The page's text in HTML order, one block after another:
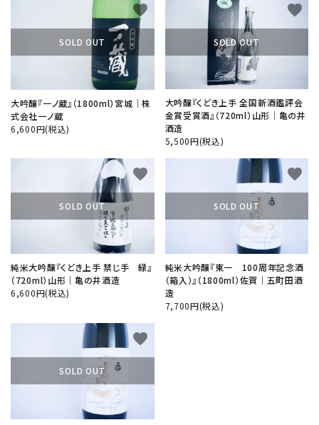
SOLD OUT
大吟醸『一ノ蔵』（1800ml）宮城│株
式会社一ノ蔵
6,600円(税込)
favorite
SOLD OUT
大吟醸『くどき上手 全国新酒鑑評会
金賞受賞酒』（720ml）山形│亀の井
酒造
5,500円(税込)
favorite
SOLD OUT
純米大吟醸『くどき上手 禁じ手 緑』
（720ml）山形│亀の井酒造
6,600円(税込)
favorite
SOLD OUT
純米大吟醸『東一 100周年記念酒
（箱入）』（1800ml）佐賀│五町田酒
造
7,700円(税込)
favorite
SOLD OUT
favorite